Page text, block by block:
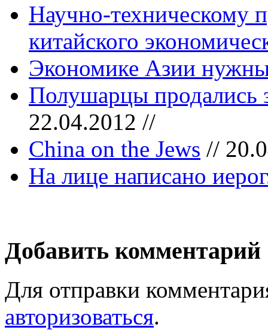
Научно-техническому
китайского
Экономике Азии
Полушарцы продались
22.04.2012 //
China on the Jews //
На лице написано
Добавить комментарий
Для отправки
авторизоваться.